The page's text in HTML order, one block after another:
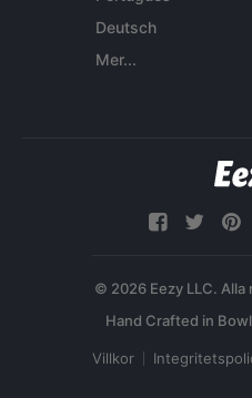
Deutsch
Mer...
© 2026 Eezy LLC.
Villkor